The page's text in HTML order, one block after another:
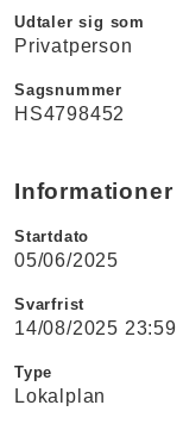
Udtaler sig som
Privatperson
Sagsnummer
HS4798452
Informationer
Startdato
05/06/2025
Svarfrist
14/08/2025 23:59
Type
Lokalplan